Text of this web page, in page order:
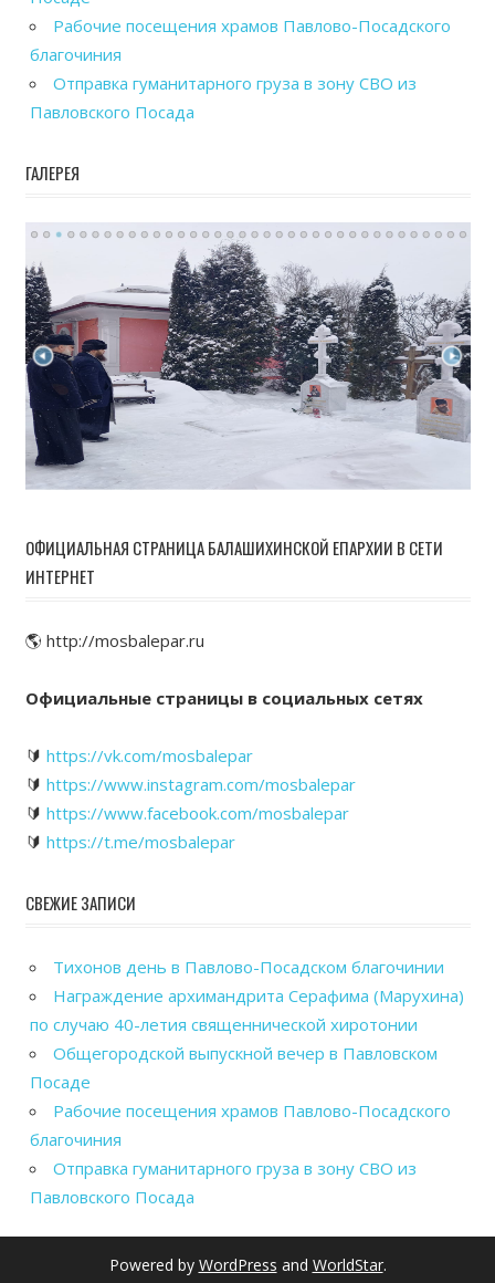
Рабочие посещения храмов Павлово-Посадского
благочиния
Отправка гуманитарного груза в зону СВО из
Павловского Посада
ГАЛЕРЕЯ
ОФИЦИАЛЬНАЯ СТРАНИЦА БАЛАШИХИНСКОЙ ЕПАРХИИ В СЕТИ
ИНТЕРНЕТ
🌎 http://mosbalepar.ru
Официальные страницы в социальных сетях
🔰 https://vk.com/mosbalepar
🔰 https://www.instagram.com/mosbalepar
🔰 https://www.facebook.com/mosbalepar
🔰 https://t.me/mosbalepar
СВЕЖИЕ ЗАПИСИ
Тихонов день в Павлово-Посадском благочинии
Награждение архимандрита Серафима (Марухина)
по случаю 40-летия священнической хиротонии
Общегородской выпускной вечер в Павловском
Посаде
Рабочие посещения храмов Павлово-Посадского
благочиния
Отправка гуманитарного груза в зону СВО из
Павловского Посада
Powered by WordPress and WorldStar.